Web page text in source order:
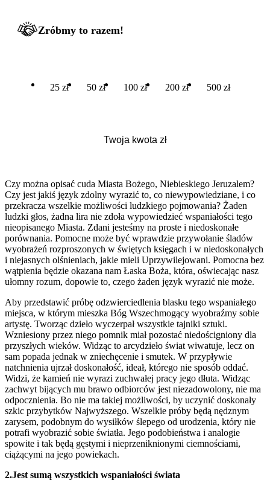
Zróbmy to razem!
25 zł 50 zł 100 zł 200 zł 500 zł
Czy można opisać cuda Miasta Bożego, Niebieskiego Jeruzalem?
Czy jest jakiś język zdolny wyrazić to, co niewypowiedziane, i co
przekracza wszelkie możliwości ludzkiego pojmowania? Żaden
ludzki głos, żadna lira nie zdoła wypowiedzieć wspaniałości tego
nieopisanego Miasta. Zdani jesteśmy na proste i niedoskonałe
porównania. Pomocne może być wprawdzie przywołanie śladów
wyobrażeń rozproszonych w świętych księgach i w niedoskonałych
i niejasnych olśnieniach, jakie mieli Uprzywilejowani. Pomocna bez
wątpienia będzie okazana nam Łaska Boża, która, oświecając nasz
ułomny rozum, dopowie to, czego żaden język wyrazić nie może.
Aby przedstawić próbę odzwierciedlenia blasku tego wspaniałego
miejsca, w którym mieszka Bóg Wszechmogący wyobraźmy sobie
artystę. Tworząc dzieło wyczerpał wszystkie tajniki sztuki.
Wzniesiony przez niego pomnik miał pozostać niedościgniony dla
przyszłych wieków. Widząc to arcydzieło świat wiwatuje, lecz on
sam popada jednak w zniechęcenie i smutek. W przypływie
natchnienia ujrzał doskonałość, ideał, którego nie sposób oddać.
Widzi, że kamień nie wyrazi zuchwałej pracy jego dłuta. Widząc
zachwyt bijących mu brawo odbiorców jest niezadowolony, nie ma
odpocznienia. Bo nie ma takiej możliwości, by uczynić doskonały
szkic przybytków Najwyższego. Wszelkie próby będą nędznym
zarysem, podobnym do wysiłków ślepego od urodzenia, który nie
potrafi wyobrazić sobie światła. Jego podobieństwa i analogie
spowite i tak będą gęstymi i nieprzeniknionymi ciemnościami,
ciążącymi na jego powiekach.
2.Jest sumą wszystkich wspaniałości świata